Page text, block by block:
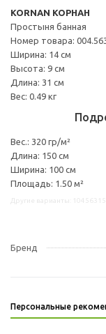
KORNAN КОРНАН
Простыня банная
Номер товара:
Ширина: 14 см
Высота: 9 см
Длина: 31 см
Вес: 0.49 кг
Вес.: 320 гр/м²
Длина: 150 см
Ширина: 100 см
Площадь: 1.50 м²
Бренд
Персональные